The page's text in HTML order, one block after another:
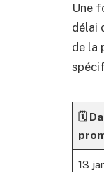
Une
délai
de la
🗓️
13